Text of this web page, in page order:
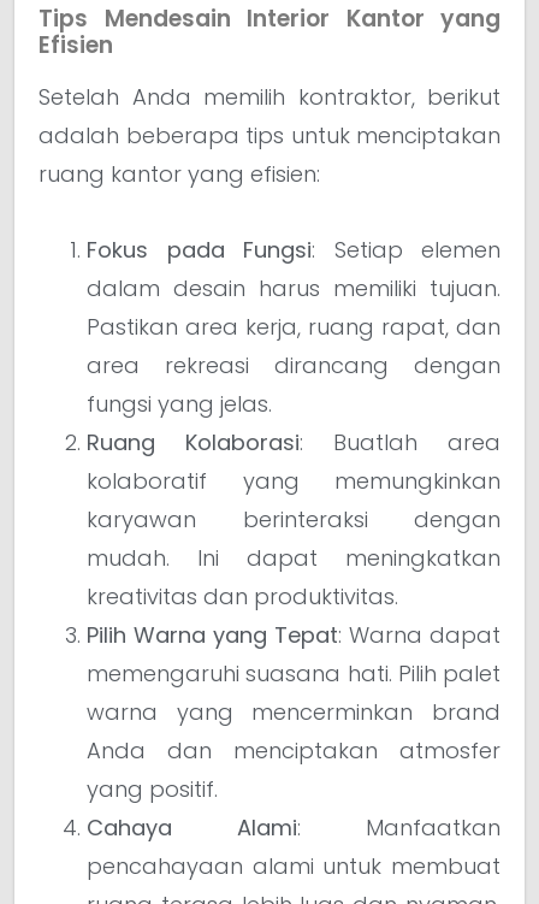
Tips Mendesain Interior Kantor yang
Efisien
Setelah Anda memilih kontraktor, berikut
adalah beberapa tips untuk menciptakan
ruang kantor yang efisien:
Fokus pada Fungsi: Setiap elemen
dalam desain harus memiliki tujuan.
Pastikan area kerja, ruang rapat, dan
area rekreasi dirancang dengan
fungsi yang jelas.
Ruang Kolaborasi: Buatlah area
kolaboratif yang memungkinkan
karyawan berinteraksi dengan
mudah. Ini dapat meningkatkan
kreativitas dan produktivitas.
Pilih Warna yang Tepat: Warna dapat
memengaruhi suasana hati. Pilih palet
warna yang mencerminkan brand
Anda dan menciptakan atmosfer
yang positif.
Cahaya Alami: Manfaatkan
pencahayaan alami untuk membuat